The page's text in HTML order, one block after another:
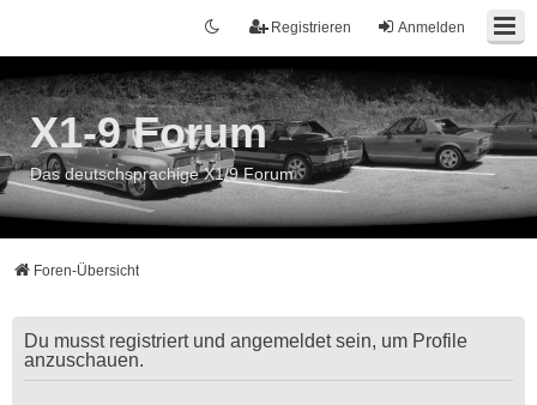
Anmelden
Registrieren
X1-9 Forum
Das deutschsprachige X1/9 Forum
Foren-Übersicht
Du musst registriert und angemeldet sein, um Profile
anzuschauen.